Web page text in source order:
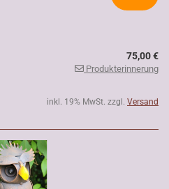
75,00 €
Produkterinnerung
inkl. 19% MwSt. zzgl. Versand